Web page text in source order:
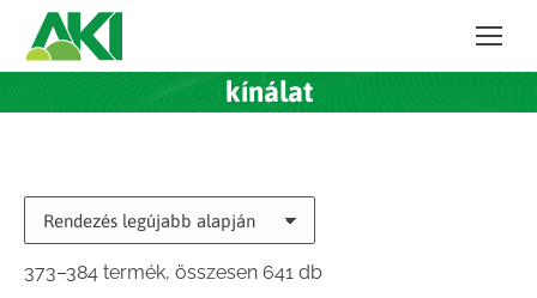
kínálat
373–384 termék, összesen 641 dbSorted